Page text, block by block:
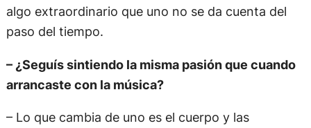
algo extraordinario que uno no se da cuenta del
paso del tiempo.
– ¿Seguís sintiendo la misma pasión que cuando
arrancaste con la música?
– Lo que cambia de uno es el cuerpo y las